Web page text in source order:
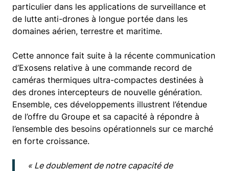
particulier dans les applications de surveillance et
de lutte anti-drones à longue portée dans les
domaines aérien, terrestre et maritime.
Cette annonce fait suite à la récente communication
d’Exosens relative à une commande record de
caméras thermiques ultra-compactes destinées à
des drones intercepteurs de nouvelle génération.
Ensemble, ces développements illustrent l’étendue
de l’offre du Groupe et sa capacité à répondre à
l’ensemble des besoins opérationnels sur ce marché
en forte croissance.
« Le doublement de notre capacité de